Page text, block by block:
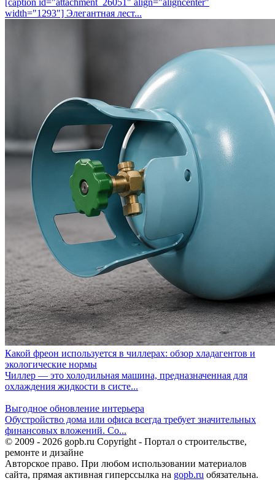
[caption id="attachment_26051" align="aligncenter"
width="1293"] Элегантная лест...
Какой фреон используется в чиллерах: обзор хладагентов и
экологические нормы
Чиллер — это холодильная машина, предназначенная для
охлаждения жидкости в систе...
Выгодное обновление интерьера
Обустройство дома или офиса всегда требует значительных
финансовых вложений. Со...
© 2009 - 2026 gopb.ru Copyright - Портал о строительстве,
ремонте и дизайне
Авторское право. При любом использовании материалов
сайта, прямая активная гиперссылка на gopb.ru обязательна.